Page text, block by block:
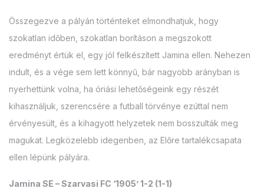
Összegezve a pályán történteket elmondhatjuk, hogy
szokatlan időben, szokatlan borításon a megszokott
eredményt értük el, egy jól felkészített Jamina ellen. Nehezen
indult, és a vége sem lett könnyű, bár nagyobb arányban is
nyerhettünk volna, ha óriási lehetőségeink egy részét
kihasználjuk, szerencsére a futball törvénye ezúttal nem
érvényesült, és a kihagyott helyzetek nem bosszulták meg
magukat. Legközelebb idegenben, az Előre tartalékcsapata
ellen lépünk pályára.
Jamina SE – Szarvasi FC ‘1905’ 1-2 (1-1)